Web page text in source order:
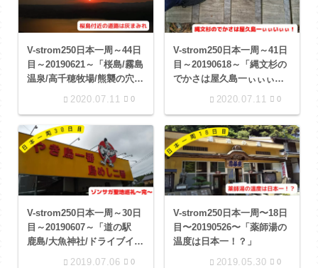
V-strom250日本一周～44日
目～20190621～「桜島/霧島
温泉/高千穂牧場/熊襲の穴/
2020.07.11 0
V-strom250日本一周～41日
目～20190618～「縄文杉の
でかさは屋久島一ぃぃぃ
2020.07.11 0
V-strom250日本一周～30日
目～20190607～「道の駅
鹿島/大魚神社/ドライブイン
2019.07.06 0
V-strom250日本一周〜18日
目〜20190526〜「薬師湯の
温度は日本一！？」
2019.05.30
0